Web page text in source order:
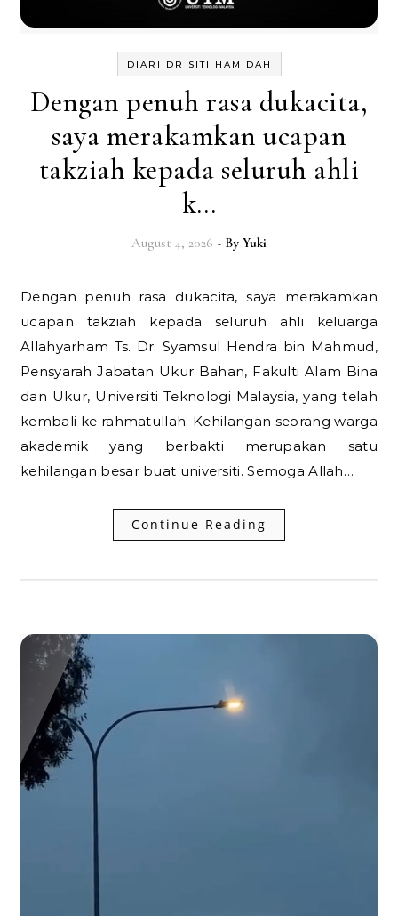
DIARI DR SITI HAMIDAH
Dengan penuh rasa dukacita,
saya merakamkan ucapan
takziah kepada seluruh ahli
k…
August 4, 2026 - By Yuki
Dengan penuh rasa dukacita, saya merakamkan
ucapan takziah kepada seluruh ahli keluarga
Allahyarham Ts. Dr. Syamsul Hendra bin Mahmud,
Pensyarah Jabatan Ukur Bahan, Fakulti Alam Bina
dan Ukur, Universiti Teknologi Malaysia, yang telah
kembali ke rahmatullah. Kehilangan seorang warga
akademik yang berbakti merupakan satu
kehilangan besar buat universiti. Semoga Allah…
Continue Reading